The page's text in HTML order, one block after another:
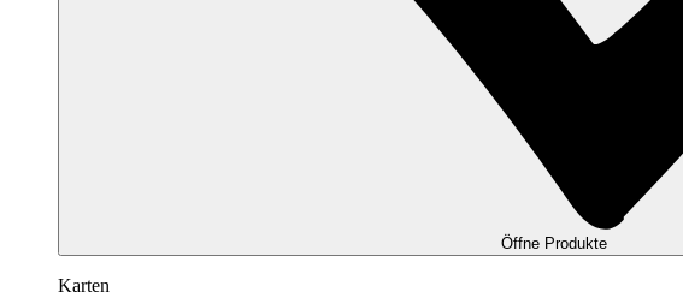
Öffne Produkte
Karten